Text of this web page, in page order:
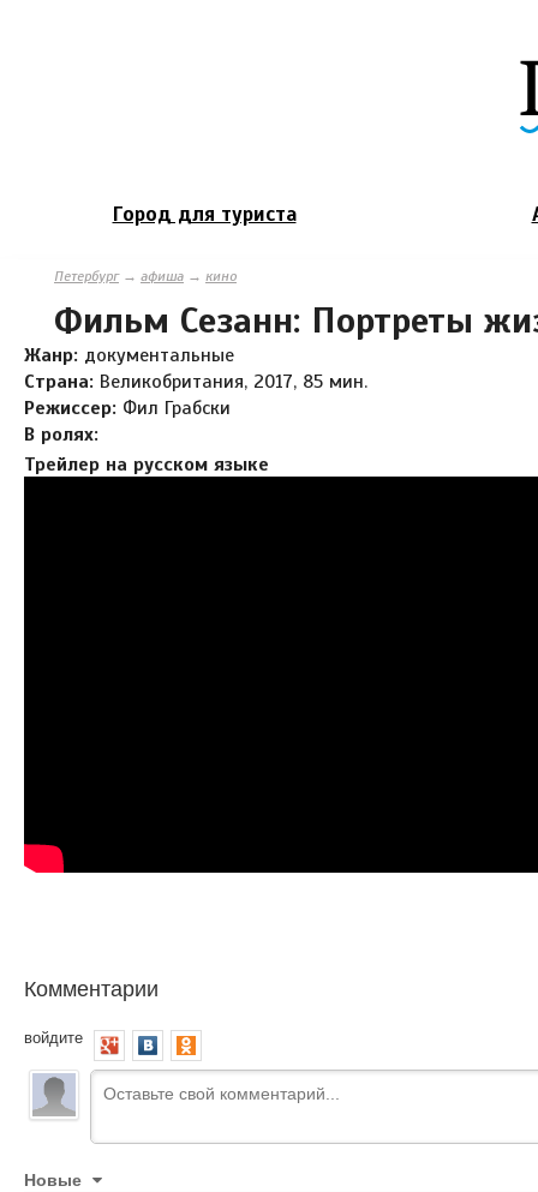
Город для туриста
Петербург→ афиша → кино
Фильм Сезанн: Портреты
Жанр: документальные
Страна: Великобритания, 2017, 85 мин.
Режиссер: Фил Грабски
В ролях:
Трейлер на русском языке
Комментарии
войдите
Новые